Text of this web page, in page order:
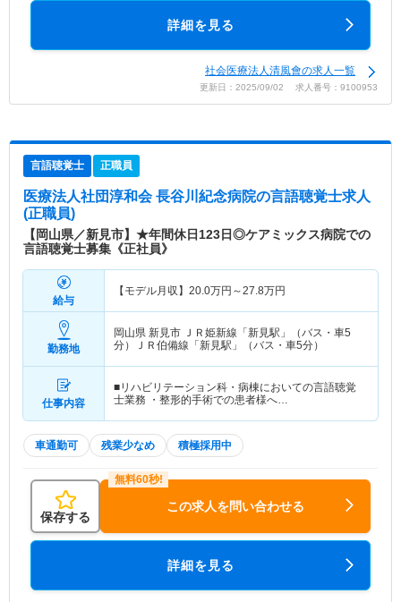
詳細を見る
社会医療法人清風會の求人一覧
更新日：2025/09/02 求人番号：9100953
言語聴覚士 正職員
医療法人社団淳和会 長谷川紀念病院の言語聴覚士求人
(正職員)
【岡山県／新見市】★年間休日123日◎ケアミックス病院での
言語聴覚士募集《正社員》
給与
【モデル月収】 20.0万円～27.8万円
勤務地
岡山県 新見市 ＪＲ姫新線「新見駅」（バス・車5
分）ＪＲ伯備線「新見駅」（バス・車5分）
仕事内容
■リハビリテーション科・病棟においての言語聴覚
士業務 ・整形的手術での患者様へ…
車通勤可 残業少なめ 積極採用中
保存する
この求人を問い合わせる
詳細を見る